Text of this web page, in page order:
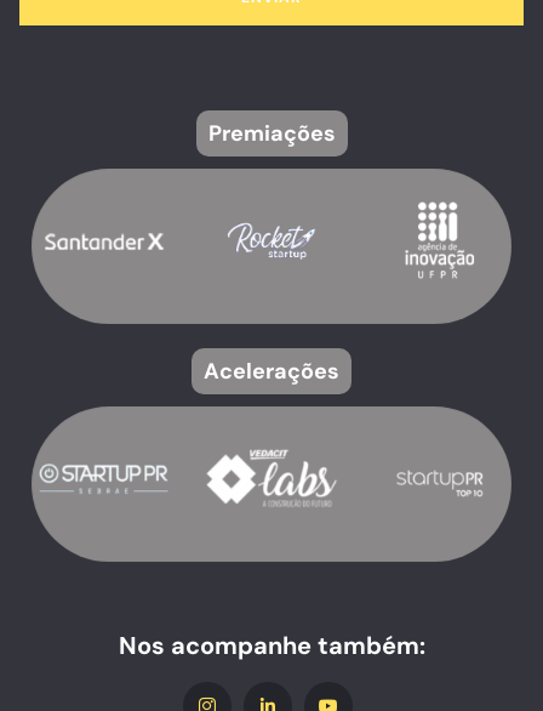
Premiações
Acelerações
Nos acompanhe também: